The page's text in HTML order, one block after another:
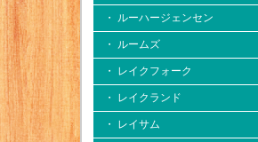
・ ルーハージェンセン
・ ルームズ
・ レイクフォーク
・ レイクランド
・ レイサム